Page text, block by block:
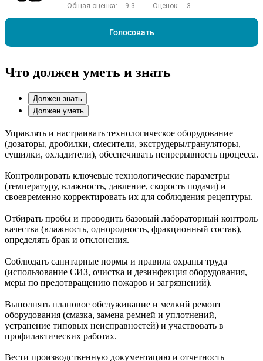
Общая оценка: 9.3 Оценок: 3
Голосовать
Что должен уметь и знать
Должен знать
Должен уметь
Управлять и настраивать технологическое оборудование
(дозаторы, дробилки, смесители, экструдеры/грануляторы,
сушилки, охладители), обеспечивать непрерывность процесса.
Контролировать ключевые технологические параметры
(температуру, влажность, давление, скорость подачи) и
своевременно корректировать их для соблюдения рецептуры.
Отбирать пробы и проводить базовый лабораторный контроль
качества (влажность, однородность, фракционный состав),
определять брак и отклонения.
Соблюдать санитарные нормы и правила охраны труда
(использование СИЗ, очистка и дезинфекция оборудования,
меры по предотвращению пожаров и загрязнений).
Выполнять плановое обслуживание и мелкий ремонт
оборудования (смазка, замена ремней и уплотнений,
устранение типовых неисправностей) и участвовать в
профилактических работах.
Вести производственную документацию и отчетность